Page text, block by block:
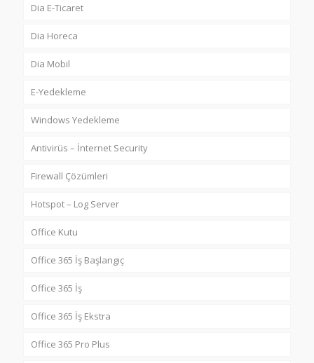
Dia E-Ticaret
Dia Horeca
Dia Mobil
E-Yedekleme
Windows Yedekleme
Antivirüs – İnternet Security
Firewall Çözümleri
Hotspot – Log Server
Office Kutu
Office 365 İş Başlangıç
Office 365 İş
Office 365 İş Ekstra
Office 365 Pro Plus